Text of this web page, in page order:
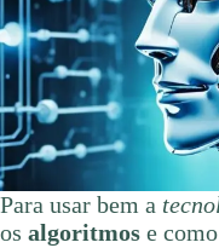
Para usar bem a
os algoritmos e